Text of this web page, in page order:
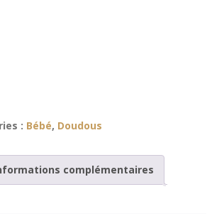
: Bébé, Doudous
complémentaires